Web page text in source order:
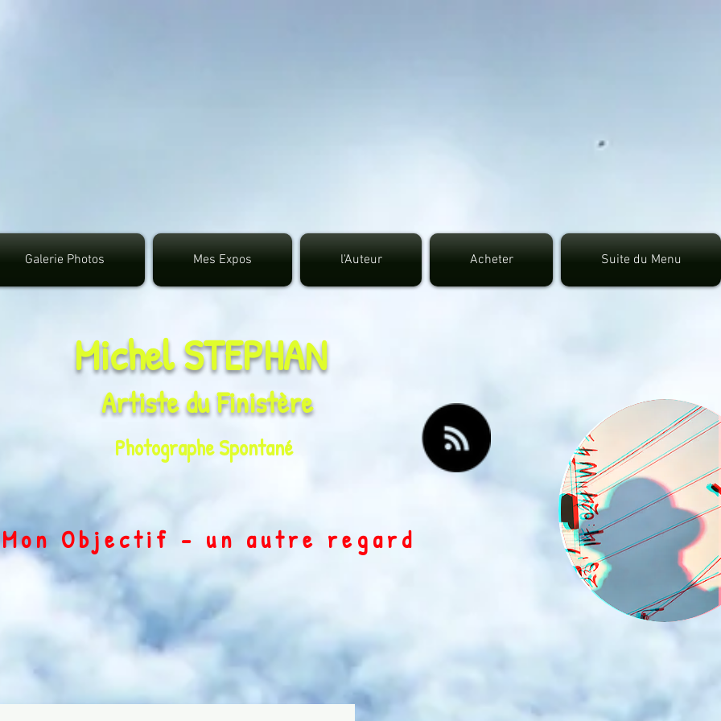
Galerie Photos Mes Expos l'Auteur Acheter Suite du Menu
Michel STEPHAN
Artiste duFinistère
Photographe Spontané
Objectif - un autre regard